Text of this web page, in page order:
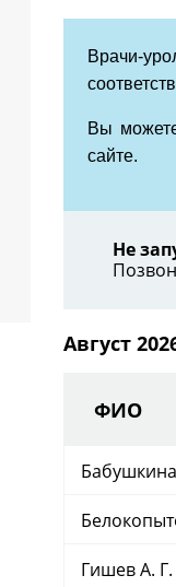
Врачи-
Вы
сайте.
Не
Август
ФИО
Гишев А. Г.